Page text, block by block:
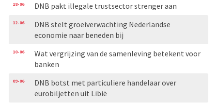
18-06 DNB pakt illegale trustsector strenger aan
12-06
DNB stelt groeiverwachting Nederlandse
economie naar beneden bij
10-06
Wat vergrijzing van de samenleving betekent voor
banken
09-06
DNB botst met particuliere handelaar over
eurobiljetten uit Libië